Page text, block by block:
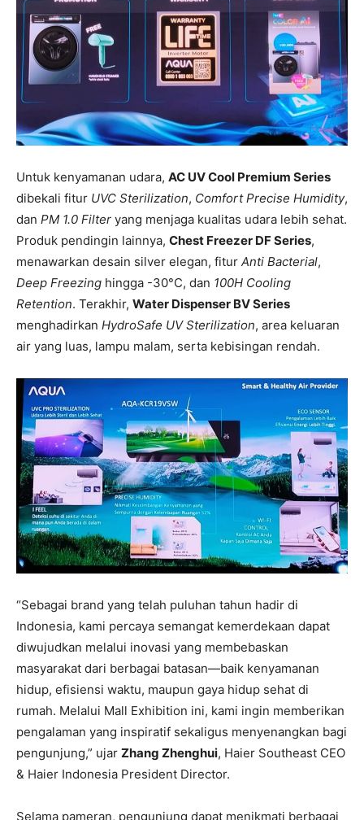
Untuk kenyamanan udara, AC UV Cool Premium Series
dibekali fitur UVC Sterilization, Comfort Precise Humidity,
dan PM 1.0 Filter yang menjaga kualitas udara lebih sehat.
Produk pendingin lainnya, Chest Freezer DF Series,
menawarkan desain silver elegan, fitur Anti Bacterial,
Deep Freezing hingga -30°C, dan 100H Cooling
Retention. Terakhir, Water Dispenser BV Series
menghadirkan HydroSafe UV Sterilization, area keluaran
air yang luas, lampu malam, serta kebisingan rendah.
“Sebagai brand yang telah puluhan tahun hadir di
Indonesia, kami percaya semangat kemerdekaan dapat
diwujudkan melalui inovasi yang membebaskan
masyarakat dari berbagai batasan—baik kenyamanan
hidup, efisiensi waktu, maupun gaya hidup sehat di
rumah. Melalui Mall Exhibition ini, kami ingin memberikan
pengalaman yang inspiratif sekaligus menyenangkan bagi
pengunjung,” ujar Zhang Zhenghui, Haier Southeast CEO
& Haier Indonesia President Director.
Selama pameran, pengunjung dapat menikmati berbagai